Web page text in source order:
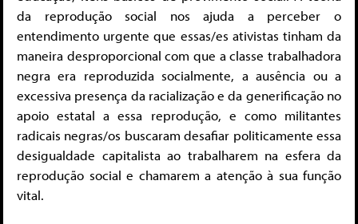
da reprodução social nos ajuda a perceber o
entendimento urgente que essas/es ativistas tinham da
maneira desproporcional com que a classe trabalhadora
negra era reproduzida socialmente, a ausência ou a
excessiva presença da racialização e da generificação no
apoio estatal a essa reprodução, e como militantes
radicais negras/os buscaram desafiar politicamente essa
desigualdade capitalista ao trabalharem na esfera da
reprodução social e chamarem a atenção à sua função
vital.